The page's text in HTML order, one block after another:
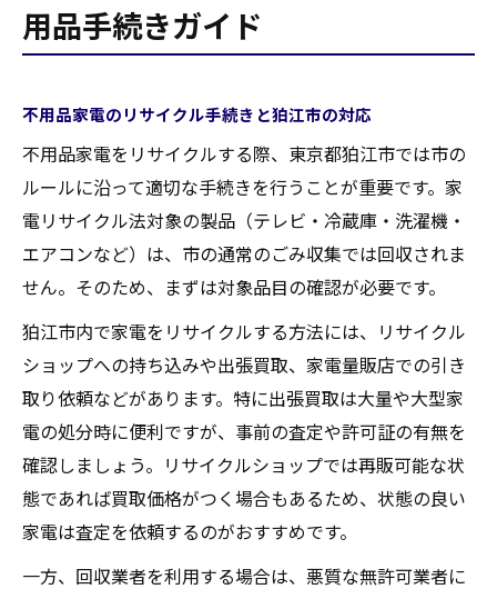
用品手続きガイド
不用品家電のリサイクル手続きと狛江市の対応
不用品家電をリサイクルする際、東京都狛江市では市の
ルールに沿って適切な手続きを行うことが重要です。家
電リサイクル法対象の製品（テレビ・冷蔵庫・洗濯機・
エアコンなど）は、市の通常のごみ収集では回収されま
せん。そのため、まずは対象品目の確認が必要です。
狛江市内で家電をリサイクルする方法には、リサイクル
ショップへの持ち込みや出張買取、家電量販店での引き
取り依頼などがあります。特に出張買取は大量や大型家
電の処分時に便利ですが、事前の査定や許可証の有無を
確認しましょう。リサイクルショップでは再販可能な状
態であれば買取価格がつく場合もあるため、状態の良い
家電は査定を依頼するのがおすすめです。
一方、回収業者を利用する場合は、悪質な無許可業者に